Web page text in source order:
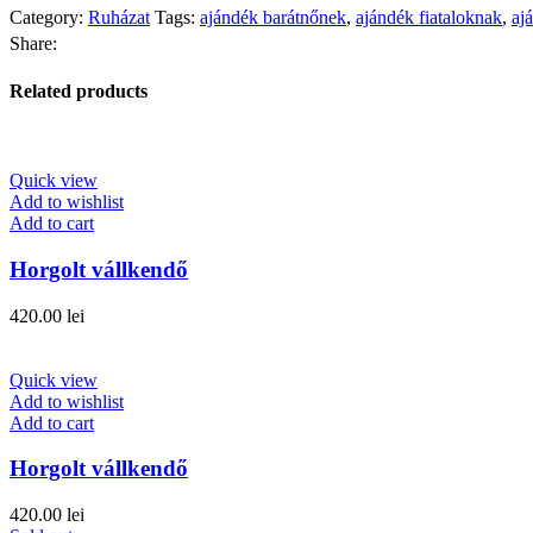
Category: Ruházat Tags: ajándék barátnőnek, ajándék fiataloknak,
Share:
Related products
Quick view
Add to wishlist
Add to cart
Horgolt vállkendő
420.00 lei
Quick view
Add to wishlist
Add to cart
Horgolt vállkendő
420.00 lei